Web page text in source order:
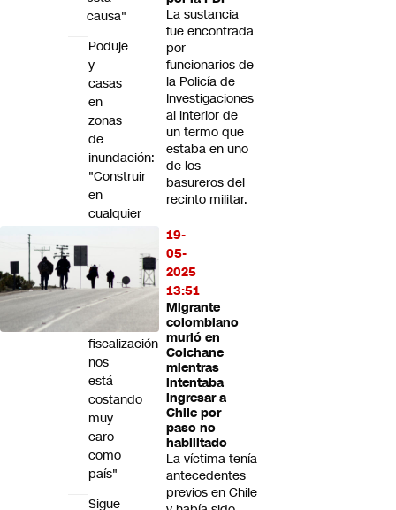
La sustancia
fue encontrada
por
funcionarios de
la Policía de
Investigaciones
al interior de
un termo que
estaba en uno
de los
basureros del
recinto militar.
19-
05-
2025
13:51
Migrante
colombiano
murió en
Colchane
mientras
intentaba
ingresar a
Chile por
paso no
habilitado
La víctima tenía
antecedentes
previos en Chile
causa"
Poduje
y
casas
en
zonas
de
inundación:
"Construir
en
cualquier
estándares
chantas
y
fiscalización
nos
está
costando
muy
caro
como
país"
Sigue